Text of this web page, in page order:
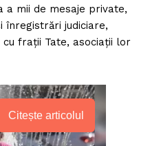
a mii de mesaje private,
înregistrări judiciare,
frații Tate, asociații lor
Citește articolul